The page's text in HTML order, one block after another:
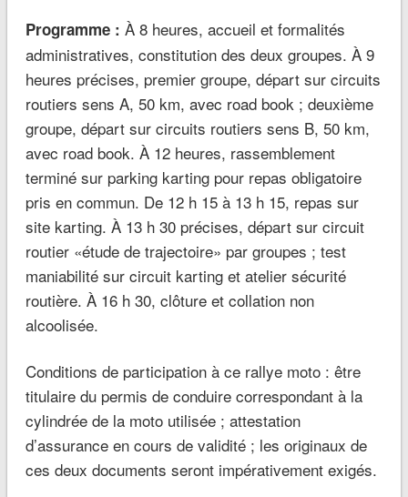
Programme : À 8 heures, accueil et formalités
administratives, constitution des deux groupes. À 9
heures précises, premier groupe, départ sur circuits
routiers sens A, 50 km, avec road book ; deuxième
groupe, départ sur circuits routiers sens B, 50 km,
avec road book. À 12 heures, rassemblement
terminé sur parking karting pour repas obligatoire
pris en commun. De 12 h 15 à 13 h 15, repas sur
site karting. À 13 h 30 précises, départ sur circuit
routier «étude de trajectoire» par groupes ; test
maniabilité sur circuit karting et atelier sécurité
routière. À 16 h 30, clôture et collation non
alcoolisée.
Conditions de participation à ce rallye moto : être
titulaire du permis de conduire correspondant à la
cylindrée de la moto utilisée ; attestation
d’assurance en cours de validité ; les originaux de
ces deux documents seront impérativement exigés.